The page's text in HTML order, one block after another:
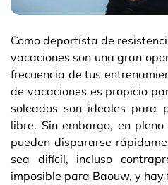
Como deportista de
vacaciones son una gran
frecuencia de tus
de vacaciones es propicio
soleados son ideales para
libre. Sin embargo, en
pueden dispararse
sea difícil, incluso
imposible para Baouw, y